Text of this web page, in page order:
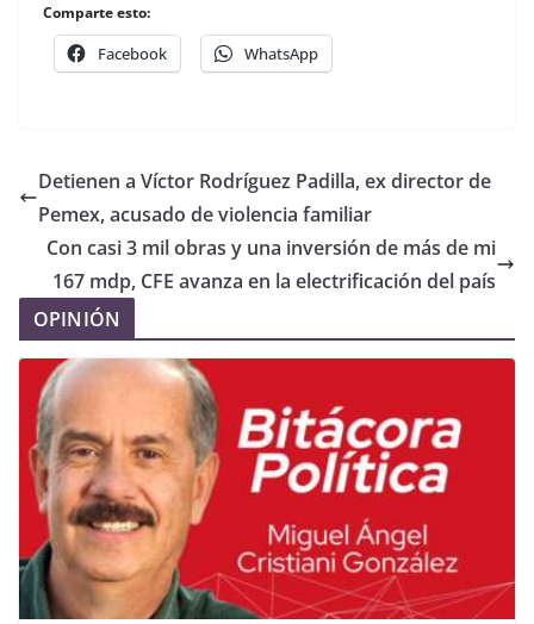
Comparte esto:
Facebook WhatsApp
Detienen a Víctor Rodríguez Padilla, ex director de
Pemex, acusado de violencia familiar
Con casi 3 mil obras y una inversión de más de mi
167 mdp, CFE avanza en la electrificación del país
OPINIÓN